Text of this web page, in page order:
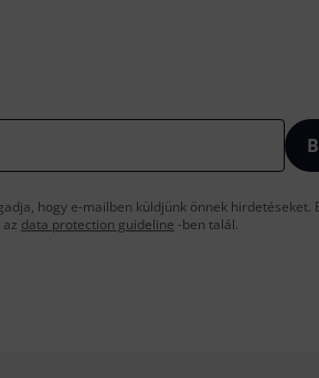
hogy e-mailben küldjünk önnek
data protection guideline -ben talál.